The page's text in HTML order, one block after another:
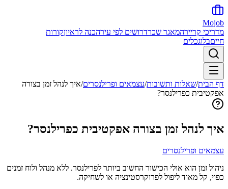
Mojob
מדריכי קריירהמאגר שכרדרושים לפי עירהכנה לראיוןקורות
חייםבלוגכלים
דף הבית/שאלות ותשובות/עצמאים ופרילנסרים/איך לנהל זמן בצורה
אפקטיבית כפרילנסר?
איך לנהל זמן בצורה אפקטיבית כפרילנסר?
עצמאים ופרילנסרים
ניהול זמן הוא אולי הכישור החשוב ביותר לפרילנסר. ללא מנהל ולוח זמנים
כפוי, קל מאוד ליפול לפרוקרסטינציה או לשחיקה.